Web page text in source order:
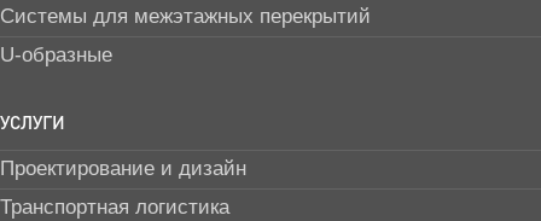
Системы для межэтажных перекрытий
U-образные
УСЛУГИ
Проектирование и дизайн
Транспортная логистика